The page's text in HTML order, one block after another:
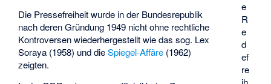
e
R
e
d
ef
re
Die Pressefreiheit wurde in der Bundesrepublik
nach deren Gründung 1949 nicht ohne rechtliche
Kontroversen wiederhergestellt wie das sog. Lex
Soraya (1958) und dieSpiegel-Affäre (1962)
zeigten.